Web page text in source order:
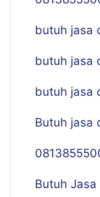
butuh jasa
butuh jasa
butuh jasa
Butuh jasa
Butuh